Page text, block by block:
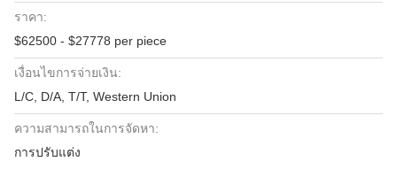
ราคา:
$62500 - $27778 per piece
เงื่อนไขการจ่ายเงิน:
L/C, D/A, T/T, Western Union
ความสามารถในการจัดหา:
การปรับแต่ง